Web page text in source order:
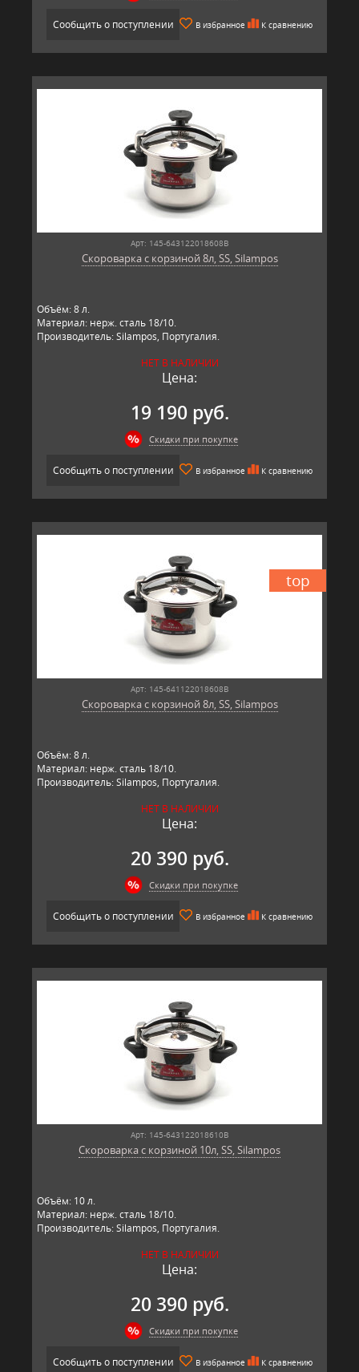
Сообщить о поступлении В избранное К сравнению
Арт: 145-643122018608B
Скороварка с корзиной 8л, SS, Silampos
Объём: 8 л.
Материал: нерж. сталь 18/10.
Производитель: Silampos, Португалия.
НЕТ В НАЛИЧИИ
Цена:
19 190 руб.
Скидки при покупке
Сообщить о поступлении В избранное К сравнению
top
Арт: 145-641122018608B
Скороварка с корзиной 8л, SS, Silampos
Объём: 8 л.
Материал: нерж. сталь 18/10.
Производитель: Silampos, Португалия.
НЕТ В НАЛИЧИИ
Цена:
20 390 руб.
Скидки при покупке
Сообщить о поступлении В избранное К сравнению
Арт: 145-643122018610B
Скороварка с корзиной 10л, SS, Silampos
Объём: 10 л.
Материал: нерж. сталь 18/10.
Производитель: Silampos, Португалия.
НЕТ В НАЛИЧИИ
Цена:
20 390 руб.
Скидки при покупке
Сообщить о поступлении В избранное К сравнению